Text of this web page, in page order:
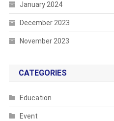
January 2024
December 2023
November 2023
CATEGORIES
Education
Event